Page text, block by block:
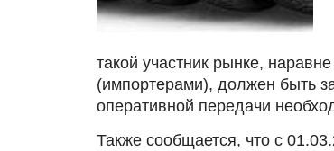
такой участник рынке,
(импортерами), должен быть
оперативной передачи
Также сообщается, что с